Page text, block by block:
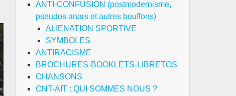
ANTI-CONFUSION (postmodernisme,
pseudos anars et autres bouffons)
ALIENATION SPORTIVE
SYMBOLES
ANTIRACISME
BROCHURES-BOOKLETS-LIBRETOS
CHANSONS
CNT-AIT : QUI SOMMES NOUS ?